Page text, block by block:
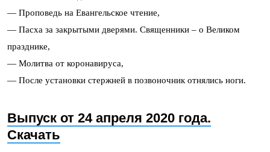
— Проповедь на Евангельское чтение,
— Пасха за закрытыми дверями. Священники – о Великом
празднике,
— Молитва от коронавируса,
— После установки стержней в позвоночник отнялись ноги.
Выпуск от 24 апреля 2020 года.
Скачать